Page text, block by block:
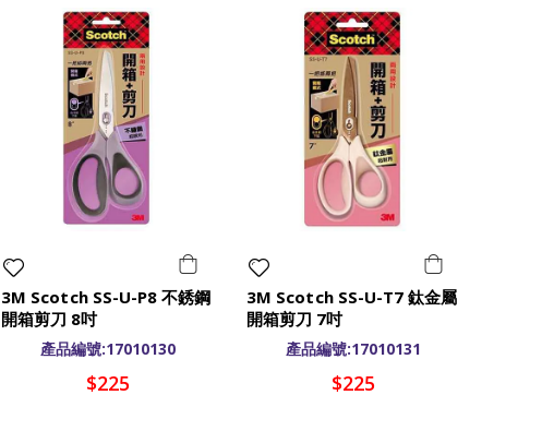
3M Scotch SS-U-P8 不銹鋼
開箱剪刀 8吋
產品編號:17010130
$225
3M Scotch SS-U-T7 鈦金屬
開箱剪刀 7吋
產品編號:17010131
$225